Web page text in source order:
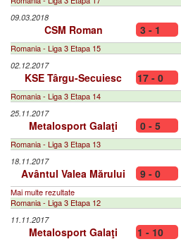
09.03.2018
CSM Roman 3 - 1
Romania - Liga 3 Etapa 15
02.12.2017
KSE Târgu-Secuiesc 17 - 0
Romania - Liga 3 Etapa 14
25.11.2017
Metalosport Galaţi 0 - 5
Romania - Liga 3 Etapa 13
18.11.2017
Avântul Valea Mărului 9 - 0
Mai multe rezultate
Romania - Liga 3 Etapa 12
11.11.2017
Metalosport Galaţi 1 - 10